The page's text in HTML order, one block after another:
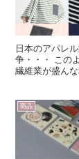
日本のアパレ
争・・・ この
繊維業が盛ん
商品